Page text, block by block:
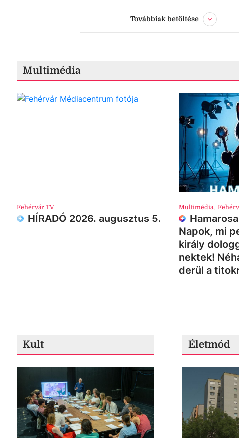
Továbbiak betöltése
Multimédia
Fehérvár TV
HÍRADÓ 2026. augusztus 5.
Multimédia,
Napok, mi
király
nektek!
derül a
Kult Életmód